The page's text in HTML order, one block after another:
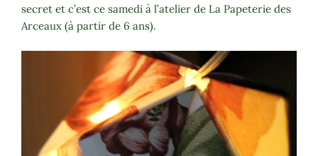
secret et c’est ce samedi à l’atelier de La Papeterie des
Arceaux (à partir de 6 ans).